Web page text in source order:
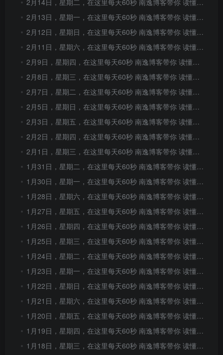
2月14日，星期二，在这里每天60秒 南逸博客带你 读懂世界！
2月13日，星期一，在这里每天60秒 南逸博客带你 读懂世界！
2月12日，星期日，在这里每天60秒 南逸博客带你 读懂世界！
2月11日，星期六，在这里每天60秒 南逸博客带你 读懂世界！
2月9日，星期四，在这里每天60秒 南逸博客带你 读懂世界！
2月8日，星期三，在这里每天60秒 南逸博客带你 读懂世界！
2月7日，星期二，在这里每天60秒 南逸博客带你 读懂世界！
2月5日，星期日，在这里每天60秒 南逸博客带你 读懂世界！
2月3日，星期五，在这里每天60秒 南逸博客带你 读懂世界！
2月2日，星期四，在这里每天60秒 南逸博客带你 读懂世界！
2月1日，星期三，在这里每天60秒 南逸博客带你 读懂世界！
1月31日，星期二，在这里每天60秒 南逸博客带你 读懂世界！
1月30日，星期一，在这里每天60秒 南逸博客带你 读懂世界！
1月28日，星期六，在这里每天60秒 南逸博客带你 读懂世界！
1月27日，星期五，在这里每天60秒 南逸博客带你 读懂世界！
1月26日，星期四，在这里每天60秒 南逸博客带你 读懂世界！
1月25日，星期三，在这里每天60秒 南逸博客带你 读懂世界！
1月24日，星期二，在这里每天60秒 南逸博客带你 读懂世界！
1月23日，星期一，在这里每天60秒 南逸博客带你 读懂世界！
1月22日，星期日，在这里每天60秒 南逸博客带你 读懂世界！
1月21日，星期六，在这里每天60秒 南逸博客带你 读懂世界！
1月20日，星期五，在这里每天60秒 南逸博客带你 读懂世界！
1月19日，星期四，在这里每天60秒 南逸博客带你 读懂世界！
1月18日，星期三，在这里每天60秒 南逸博客带你 读懂世界！